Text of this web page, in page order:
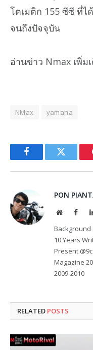
โตเมติก 155 ซีซี ที่
จนถึงปัจจุบัน
อ่านข่าว Nmax เพิ่ม
NMax yamaha
FacebookTwitter
PON
Website
Background
10 Years
Present
Magazine
2009-2010
RELATED POSTS